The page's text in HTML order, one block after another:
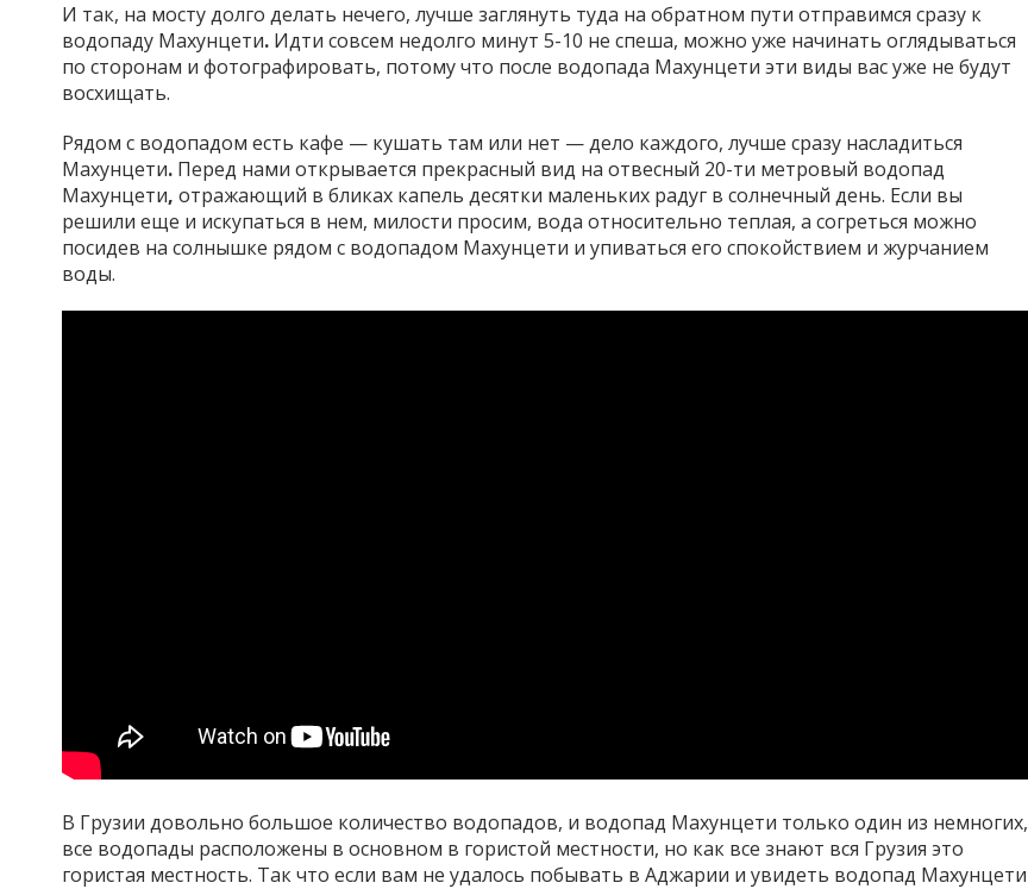
И так, на мосту долго делать нечего, лучше заглянуть туда на обратном пути отправимся сразу к
водопаду Махунцети. Идти совсем недолго минут 5-10 не спеша, можно уже начинать оглядываться
по сторонам и фотографировать, потому что после водопада Махунцети эти виды вас уже не будут
восхищать.
Рядом с водопадом есть кафе — кушать там или нет — дело каждого, лучше сразу насладиться
Махунцети. Перед нами открывается прекрасный вид на отвесный 20-ти метровый водопад
Махунцети, отражающий в бликах капель десятки маленьких радуг в солнечный день. Если вы
решили еще и искупаться в нем, милости просим, вода относительно теплая, а согреться можно
посидев на солнышке рядом с водопадом Махунцети и упиваться его спокойствием и журчанием
воды.
В Грузии довольно большое количество водопадов, и водопад Махунцети только один из немногих,
все водопады расположены в основном в гористой местности, но как все знают вся Грузия это
гористая местность. Так что если вам не удалось побывать в Аджарии и увидеть водопад Махунцети